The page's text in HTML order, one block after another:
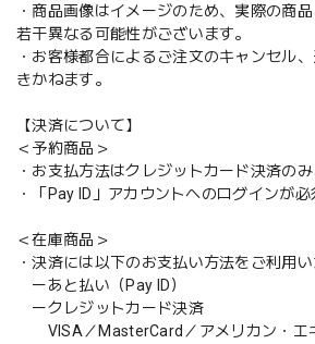
・商品画像はイメージのため、実際の商
若干異なる可能性がございます。
・お客様都合によるご注文のキャンセル
きかねます。
【決済について】
＜予約商品＞
・お支払方法はクレジットカード決済のみ
・「Pay ID」アカウントへのログインが必
＜在庫商品＞
・決済には以下のお支払い方法をご利用い
ーあと払い（Pay ID）
ークレジットカード決済
VISA／MasterCard／アメリカン・エ